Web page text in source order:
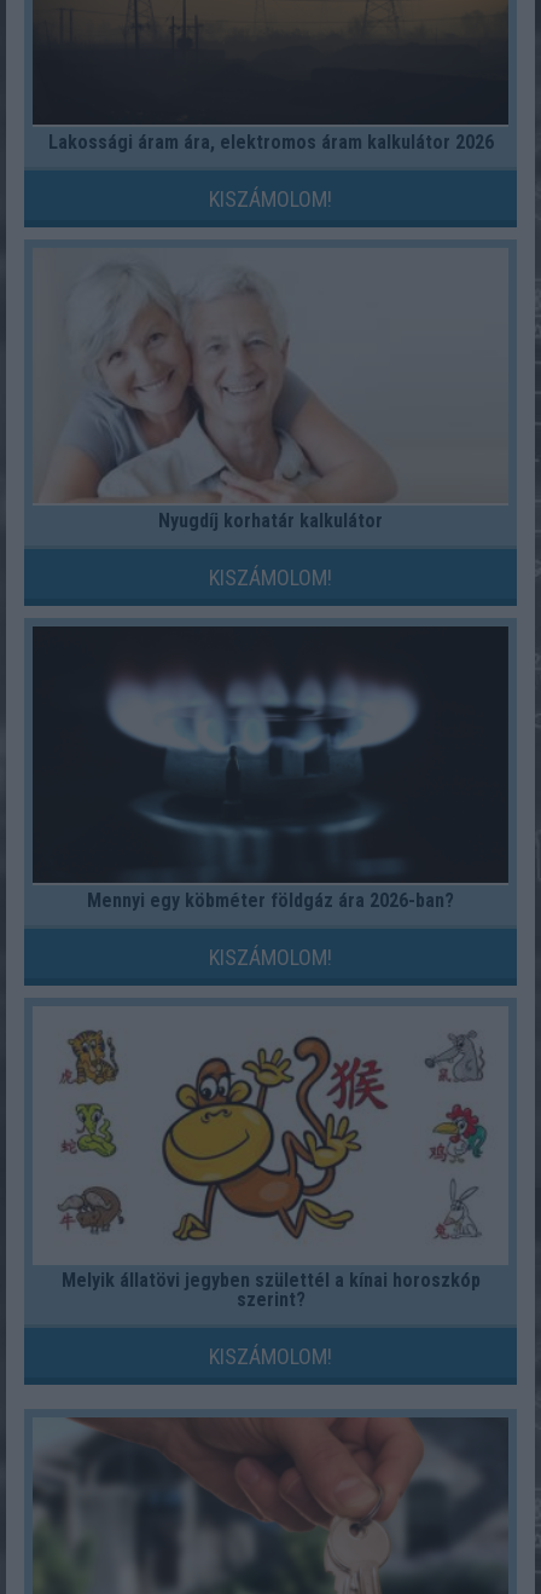
Lakossági áram ára, elektromos áram kalkulátor 2026
KISZÁMOLOM!
Nyugdíj korhatár kalkulátor
KISZÁMOLOM!
Mennyi egy köbméter földgáz ára 2026-ban?
KISZÁMOLOM!
Melyik állatövi jegyben születtél a kínai horoszkóp
szerint?
KISZÁMOLOM!